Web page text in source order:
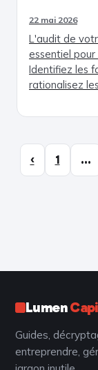
22 mai 2026
L'audit de
essentiel
Identifiez les
rationalisez
‹ 1 …
Lumen
Guides,
entreprendre,